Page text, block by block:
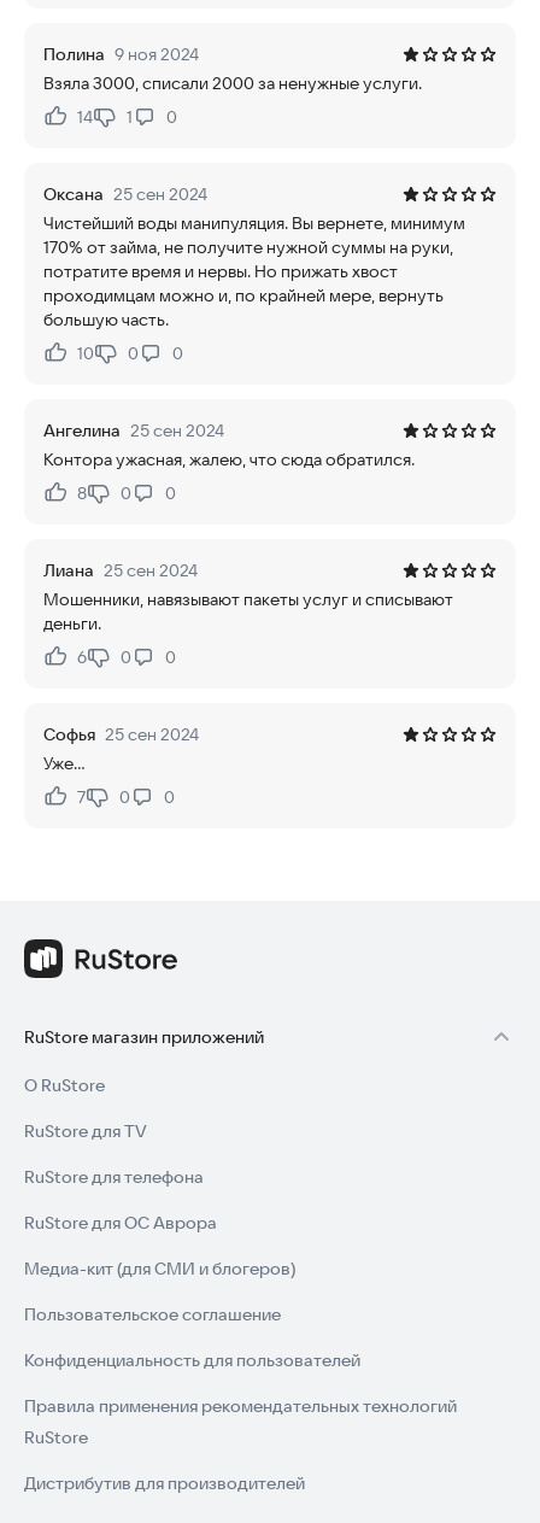
Полина 9 ноя 2024
Взяла 3000, списали 2000 за ненужные услуги.
Нравится:
14Не нравится:
1 0
Оксана 25 сен 2024
Чистейший воды манипуляция. Вы вернете, минимум
170% от займа, не получите нужной суммы на руки,
потратите время и нервы. Но прижать хвост
проходимцам можно и, по крайней мере, вернуть
большую часть.
Нравится:
10Не нравится:
0 0
Ангелина 25 сен 2024
Контора ужасная, жалею, что сюда обратился.
Нравится:
8Не нравится:
0 0
Лиана 25 сен 2024
Мошенники, навязывают пакеты услуг и списывают
деньги.
Нравится:
6Не нравится:
0 0
Софья 25 сен 2024
Уже…
Нравится:
7Не нравится:
0 0
RuStore магазин приложений
О RuStore
RuStore для TV
RuStore для телефона
RuStore для ОС Аврора
Медиа-кит (для СМИ и блогеров)
Пользовательское соглашение
Конфиденциальность для пользователей
Правила применения рекомендательных технологий
RuStore
Дистрибутив для производителей